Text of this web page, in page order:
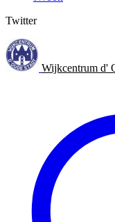
Twitter
Wijkcentrum d'